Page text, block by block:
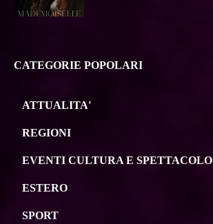
CATEGORIE POPOLARI
ATTUALITA'
REGIONI
EVENTI CULTURA E SPETTACOLO
ESTERO
SPORT